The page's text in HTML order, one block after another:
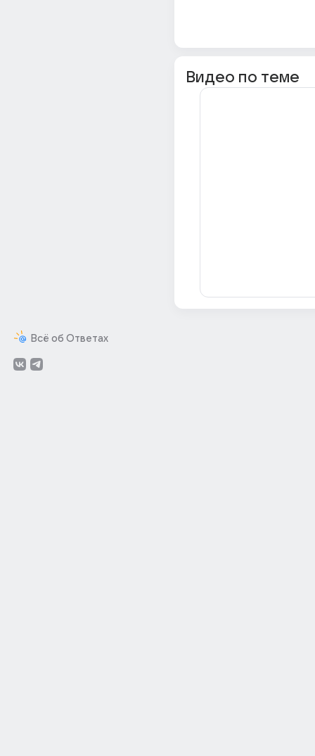
Всё об Ответах
Видео по теме